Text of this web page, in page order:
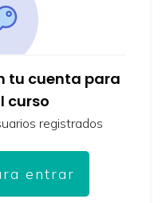
tu cuenta para
curso
registrados
entrar